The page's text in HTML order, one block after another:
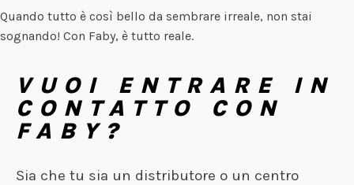
Quando tutto è così bello da sembrare irreale, non stai
sognando! Con Faby, è tutto reale.
VUOI ENTRARE IN
CONTATTO CON
FABY?
Sia che tu sia un distributore o un centro